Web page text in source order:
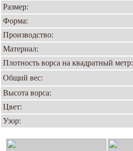
Размер:
Форма:
Производство:
Материал:
Плотность ворса на квадратный метр:
Общий вес:
Высота ворса:
Цвет:
Узор: